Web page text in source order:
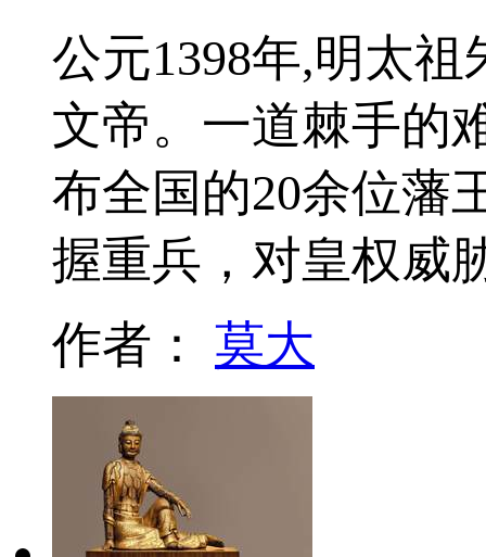
公元1398年,明太
文帝。一道棘手的
布全国的20余位藩
握重兵，对皇权
作者： 莫大